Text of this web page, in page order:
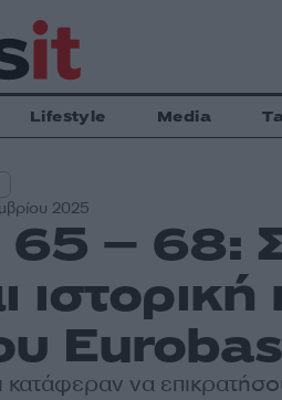
Lifestyle Media
2025
65 – 68:
κατάφεραν να